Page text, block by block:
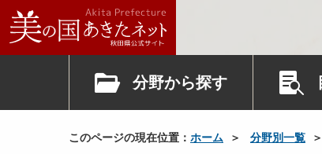
分野から探す
このページの現在位置： ホーム 分野別一覧